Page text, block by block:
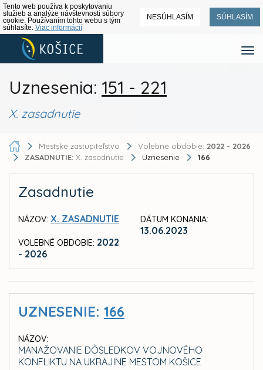
Tento web používa k poskytovaniu
služieb a analýze návštevnosti súbory
cookie. Používaním tohto webu s tým
súhlasíte. Viac informácií
NESÚHLASÍM SÚHLASÍM
Uznesenia: 151 - 221
X. zasadnutie
Mestské zastupiteľstvo Volebné obdobie: 2022 - 2026
ZASADNUTIE: X. zasadnutie Uznesenie 166
Zasadnutie
NÁZOV: X. ZASADNUTIE
VOLEBNÉ OBDOBIE: 2022
- 2026
DÁTUM KONANIA:
13.06.2023
UZNESENIE: 166
NÁZOV:
MANAŽOVANIE DÔSLEDKOV VOJNOVÉHO
KONFLIKTU NA UKRAJINE MESTOM KOŠICE